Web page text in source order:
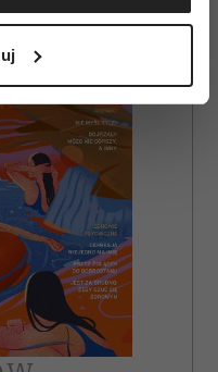
aktywnie
odcisk palca)
własne preferencje w
plików cookie możesz
w dowolnej chwili.
treści
i
Informacje o tym, jak
partnerom
i analitycznym.
z innymi danymi